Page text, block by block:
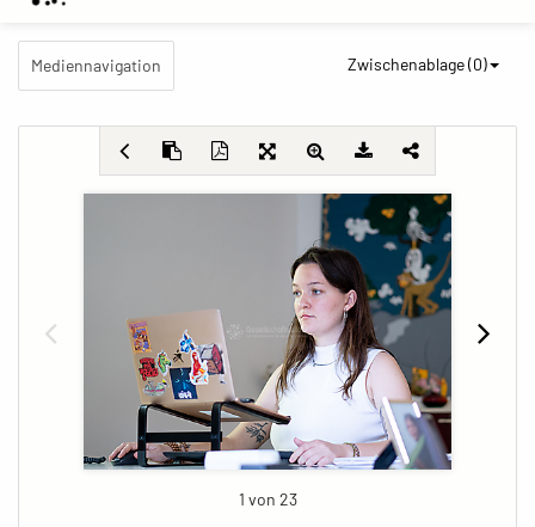
Mediennavigation Zwischenablage (0)
1 von 23